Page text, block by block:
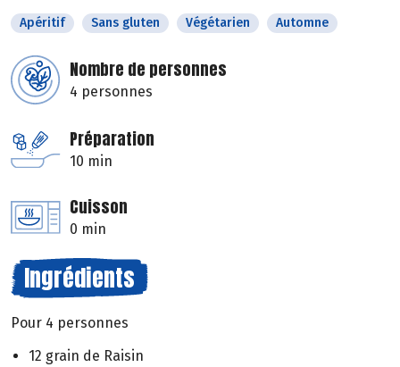
Apéritif Sans gluten Végétarien Automne
Nombre de personnes
4 personnes
Préparation
10 min
Cuisson
0 min
Ingrédients
Pour 4 personnes
12 grain de Raisin